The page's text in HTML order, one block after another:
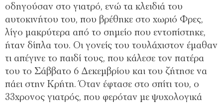
οδηγούσαν στο γιατρό, ενώ τα κλειδιά του
αυτοκινήτου του, που βρέθηκε στο χωριό Φρες,
λίγο μακρύτερα από το σημείο που εντοπίστηκε,
ήταν δίπλα του. Οι γονείς του τουλάχιστον έμαθαν
τι απέγινε το παιδί τους, που κάλεσε τον πατέρα
του το Σάββατο 6 Δεκεμβρίου και του ζήτησε να
πάει στην Κρήτη. Όταν έφτασε στο σπίτι του, ο
33χρονος γιατρός, που φερόταν με ψυχολογικά